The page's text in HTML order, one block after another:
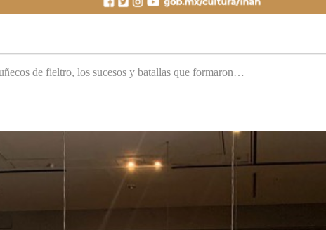
de fieltro, los sucesos y batallas que formaron…